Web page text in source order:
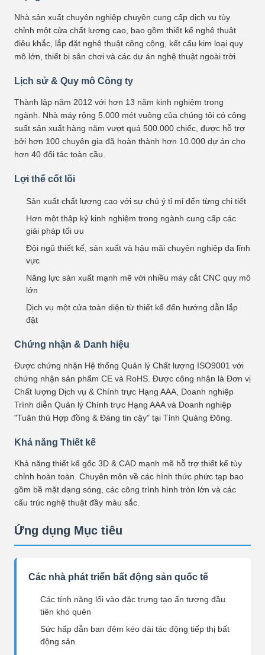
Nhà sản xuất chuyên nghiệp chuyên cung cấp dịch vụ tùy
chỉnh một cửa chất lượng cao, bao gồm thiết kế nghệ thuật
điêu khắc, lắp đặt nghệ thuật công cộng, kết cấu kim loại quy
mô lớn, thiết bị sân chơi và các dự án nghệ thuật ngoài trời.
Lịch sử & Quy mô Công ty
Thành lập năm 2012 với hơn 13 năm kinh nghiệm trong
ngành. Nhà máy rộng 5.000 mét vuông của chúng tôi có công
suất sản xuất hàng năm vượt quá 500.000 chiếc, được hỗ trợ
bởi hơn 100 chuyên gia đã hoàn thành hơn 10.000 dự án cho
hơn 40 đối tác toàn cầu.
Lợi thế cốt lõi
Sản xuất chất lượng cao với sự chú ý tỉ mỉ đến từng chi tiết
Hơn một thập kỷ kinh nghiệm trong ngành cung cấp các
giải pháp tối ưu
Đội ngũ thiết kế, sản xuất và hậu mãi chuyên nghiệp đa lĩnh
vực
Năng lực sản xuất mạnh mẽ với nhiều máy cắt CNC quy mô
lớn
Dịch vụ một cửa toàn diện từ thiết kế đến hướng dẫn lắp
đặt
Chứng nhận & Danh hiệu
Được chứng nhận Hệ thống Quản lý Chất lượng ISO9001 với
chứng nhận sản phẩm CE và RoHS. Được công nhận là Đơn vị
Chất lượng Dịch vụ & Chính trực Hạng AAA, Doanh nghiệp
Trình diễn Quản lý Chính trực Hạng AAA và Doanh nghiệp
"Tuân thủ Hợp đồng & Đáng tin cậy" tại Tỉnh Quảng Đông.
Khả năng Thiết kế
Khả năng thiết kế gốc 3D & CAD mạnh mẽ hỗ trợ thiết kế tùy
chỉnh hoàn toàn. Chuyên môn về các hình thức phức tạp bao
gồm bề mặt dạng sóng, các công trình hình tròn lớn và các
cấu trúc nghệ thuật đầy màu sắc.
Ứng dụng Mục tiêu
Các nhà phát triển bất động sản quốc tế
Các tính năng lối vào đặc trưng tạo ấn tượng đầu
tiên khó quên
Sức hấp dẫn ban đêm kéo dài tác động tiếp thị bất
động sản